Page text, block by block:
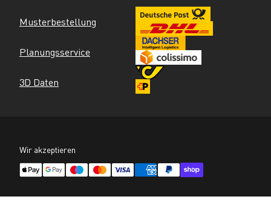
Musterbestellung
Planungsservice
3D Daten
Wir akzeptieren